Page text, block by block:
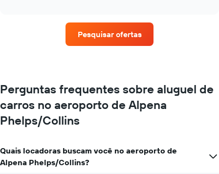
localizações
O
tem
X
exibindo
empresas
Pesquisar ofertas
Perguntas frequentes sobre aluguel de
carros no aeroporto de Alpena
Phelps/Collins
Quais locadoras buscam você no aeroporto de
Alpena Phelps/Collins?